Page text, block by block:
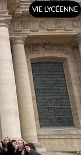
VIE LYCÉENNE